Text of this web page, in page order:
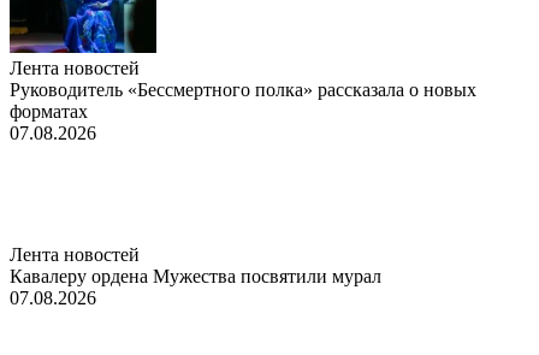
Лента новостей
Руководитель «Бессмертного полка» рассказала о новых
форматах
07.08.2026
Лента новостей
Кавалеру ордена Мужества посвятили мурал
07.08.2026